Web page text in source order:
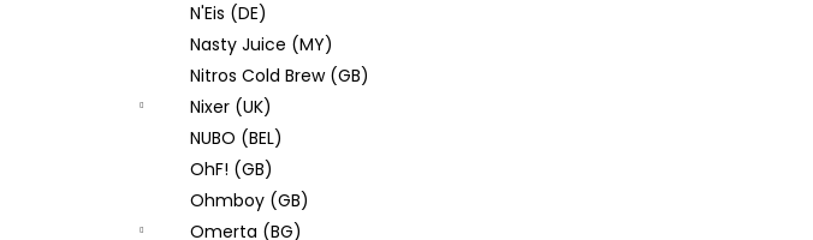
N'Eis (DE)
Nasty Juice (MY)
Nitros Cold Brew (GB)
Nixer (UK)
NUBO (BEL)
OhF! (GB)
Ohmboy (GB)
Omerta (BG)